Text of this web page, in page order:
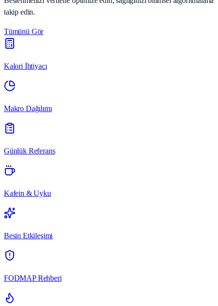
takip edin.
Tümünü Gör
Kalori İhtiyacı
Makro Dağılımı
Günlük Referans
Kafein & Uyku
Besin Etkileşimi
FODMAP Rehberi